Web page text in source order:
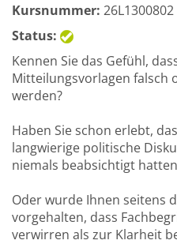
Kursnummer: 26L1300802
Status:
Kennen Sie das Gefühl,
Mitteilungsvorlagen falsch
werden?
Haben Sie schon erlebt,
langwierige politische
niemals beabsichtigt
Oder wurde Ihnen seitens
vorgehalten, dass
verwirren als zur Klarheit